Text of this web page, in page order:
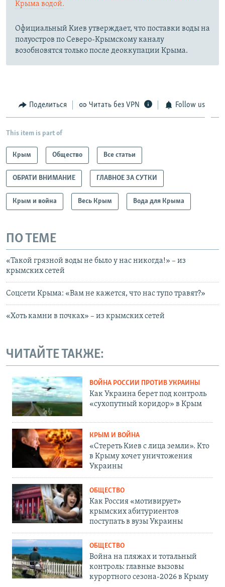
Крыма водой.
Официальный Киев утверждает, что поставки воды на
полуостров по Северо-Крымскому каналу
возобновятся только после деоккупации Крыма.
Поделиться Читать без VPN Follow us
This item is part of
Крым Общество Все статьи
ОБРАТИ ВНИМАНИЕ ГЛАВНОЕ ЗА СУТКИ
Крым и война Весь Крым Вода для Крыма
ПО ТЕМЕ
«Такой грязной воды не было у нас никогда!» – из
крымских сетей
Соцсети Крыма: «Вам не кажется, что нас тупо травят?»
«Хоть камни в почках» – из крымских сетей
ЧИТАЙТЕ ТАКЖЕ:
ВОЙНА РОССИИ ПРОТИВ УКРАИНЫ
Как Украина берет под контроль
«сухопутный коридор» в Крым
КРЫМ И ВОЙНА
«Стереть Киев с лица земли». Кто
в Крыму хочет уничтожения
Украины
ОБЩЕСТВО
Как Россия «мотивирует»
крымских абитуриентов
поступать в вузы Украины
ОБЩЕСТВО
Война на пляжах и тотальный
контроль: главные вызовы
курортного сезона-2026 в Крыму